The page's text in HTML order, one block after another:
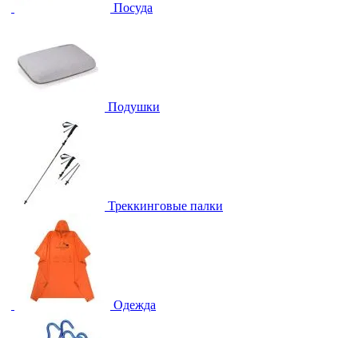
Посуда
Подушки
Треккинговые палки
Одежда